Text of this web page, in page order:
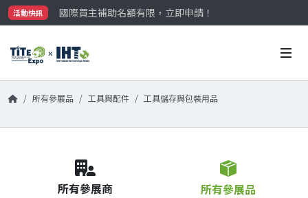
活動快訊
國際買主補助名額有限，立即申請！
參觀門票開放申請中‼️
國際買主補助名額有限，立即申請！
所有參展品 工具與配件 工具儲存與包裝用品
所有參展商 所有參展品